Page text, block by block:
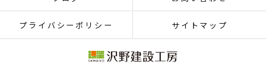
プライバシーポリシー サイトマップ